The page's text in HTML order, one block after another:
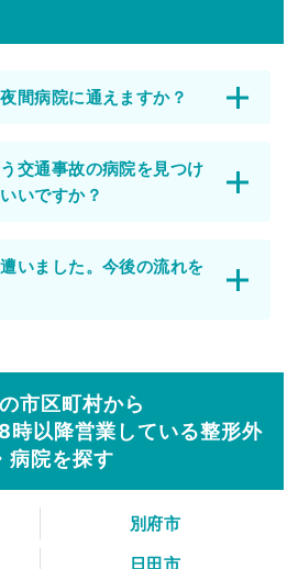
間病院に通えますか？
交通事故の病院を見つけ
いですか？
いました。今後の流れを
市区町村から
時以降営業している整形外
病院を探す
別府市
日田市